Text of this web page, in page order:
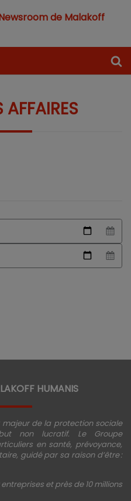
de Malakoff
AFFAIRES
HUMANIS
de la protection sociale
non lucratif. Le Groupe
en santé, prévoyance,
guidé par sa raison d’être :
et près de 10 millions